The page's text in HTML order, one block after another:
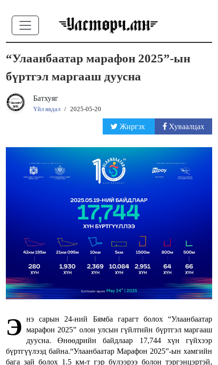
“Улаанбаатар марафон 2025”-ын
бүртгэл маргааш дуусна
Батхуяг
Үйл явдал / 2025-05-20
Жиргэх Хуваалцах
Э нэ сарын 24-ний Бямба гарагт болох “Улаанбаатар
марафон 2025” олон улсын гүйлтийн бүртгэл маргааш
дуусна. Өнөөдрийн байдлаар 17,744 хүн гүйхээр
бүртгүүлээд байна.“Улаанбаатар Марафон 2025”-ын хамгийн
бага зай болох 1.5 км-т гэр бүлээрээ болон тэргэнцэртэй,